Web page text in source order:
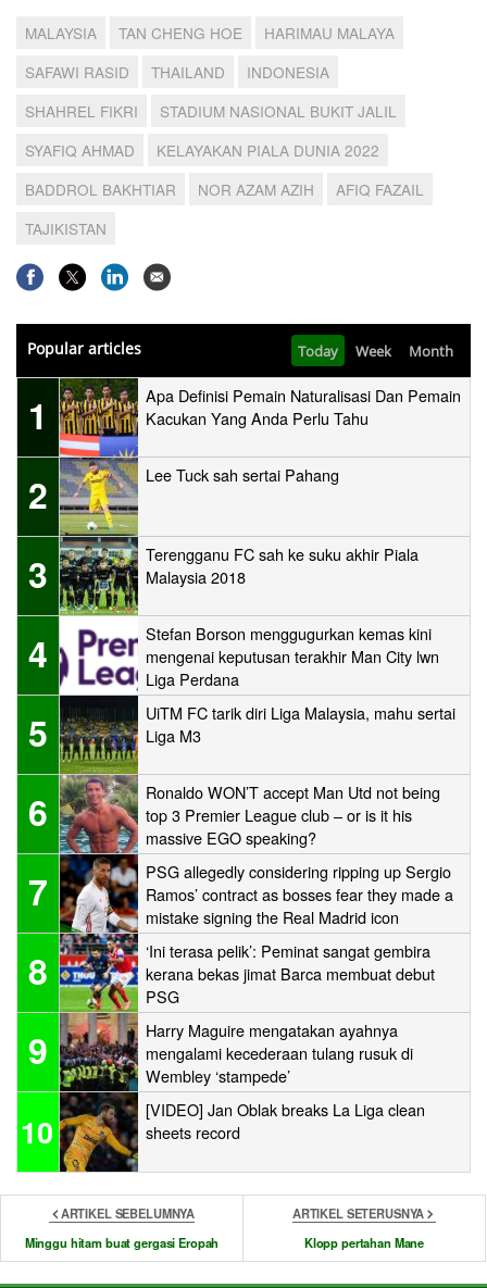
MALAYSIA TAN CHENG HOE
HARIMAU MALAYA
SAFAWI RASID
THAILAND
INDONESIA
SHAHREL FIKRI
STADIUM NASIONAL BUKIT JALIL
SYAFIQ AHMAD
KELAYAKAN PIALA DUNIA 2022
BADDROL BAKHTIAR
NOR AZAM AZIH
AFIQ FAZAIL
TAJIKISTAN
Popular articles Today Week Month
1
Apa Definisi Pemain Naturalisasi Dan Pemain
Kacukan Yang Anda Perlu Tahu
2 Lee Tuck sah sertai Pahang
3
Terengganu FC sah ke suku akhir Piala
Malaysia 2018
4
Stefan Borson menggugurkan kemas kini
mengenai keputusan terakhir Man City lwn
Liga Perdana
5
UiTM FC tarik diri Liga Malaysia, mahu sertai
Liga M3
6
Ronaldo WON’T accept Man Utd not being
top 3 Premier League club – or is it his
massive EGO speaking?
7
PSG allegedly considering ripping up Sergio
Ramos’ contract as bosses fear they made a
mistake signing the Real Madrid icon
8
‘Ini terasa pelik’: Peminat sangat gembira
kerana bekas jimat Barca membuat debut
PSG
9
Harry Maguire mengatakan ayahnya
mengalami kecederaan tulang rusuk di
Wembley ‘stampede’
10
[VIDEO] Jan Oblak breaks La Liga clean
sheets record
ARTIKEL SEBELUMNYA
Minggu hitam buat gergasi Eropah
ARTIKEL SETERUSNYA
Klopp pertahan Mane